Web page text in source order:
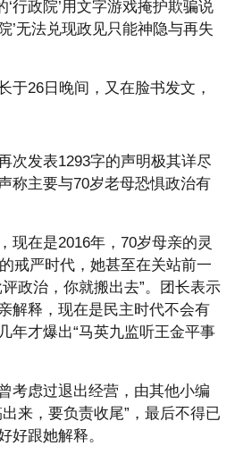
‘行政院’用文字游戏掩护欺骗说
’无法兑现政见只能神隐与再失
于26日晚间，又在脸书发文，
次发表1293字的声明极其详尽
称主要与70岁老母恐惧政治有
现在是2016年，70岁母亲的灵
戒严时代，她甚至在关站前一
政治，你就搬出去”。团长表示
解释，现在是民主时代不会有
年才爆出“马英九监听王金平事
考虑过退出经营，由其他小编
来，要负责收尾”，最后不得已
好跟她解释。